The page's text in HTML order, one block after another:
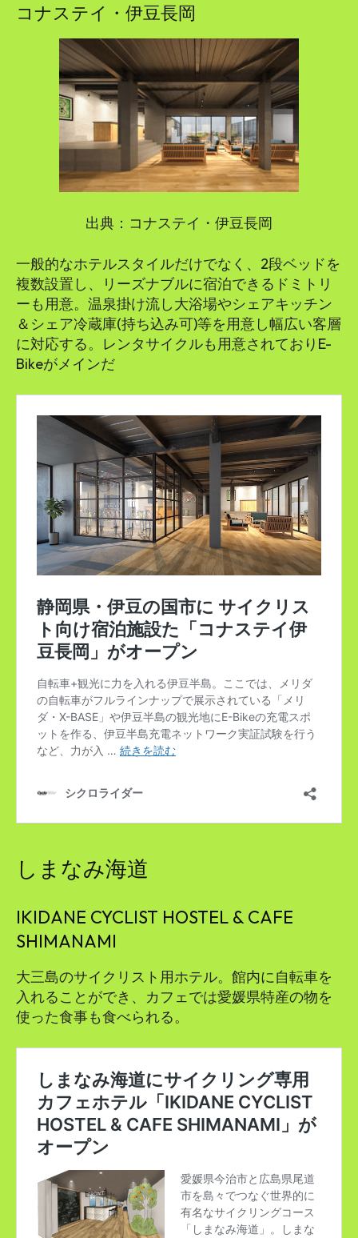
コナステイ・伊豆長岡
出典：コナステイ・伊豆長岡
一般的なホテルスタイルだけでなく、2段ベッドを
複数設置し、リーズナブルに宿泊できるドミトリ
ーも用意。温泉掛け流し大浴場やシェアキッチン
＆シェア冷蔵庫(持ち込み可)等を用意し幅広い客層
に対応する。レンタサイクルも用意されておりE-
Bikeがメインだ
しまなみ海道
IKIDANE CYCLIST HOSTEL & CAFE
SHIMANAMI
大三島のサイクリスト用ホテル。館内に自転車を
入れることができ、カフェでは愛媛県特産の物を
使った食事も食べられる。